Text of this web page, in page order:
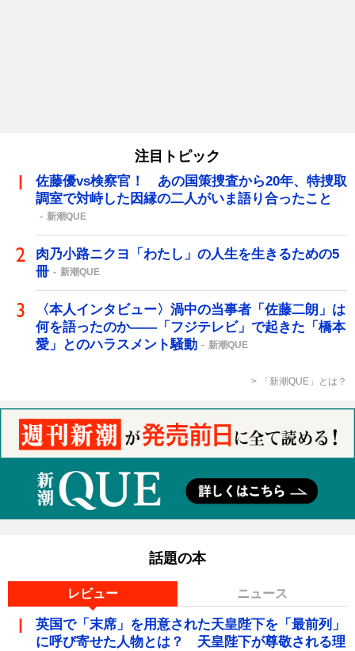
注目トピック
佐藤優vs検察官！ あの国策捜査から20年、特捜取
調室で対峙した因縁の二人がいま語り合ったこと
新潮QUE
肉乃小路ニクヨ「わたし」の人生を生きるための5
冊
新潮QUE
〈本人インタビュー〉渦中の当事者「佐藤二朗」は
何を語ったのか――「フジテレビ」で起きた「橋本
愛」とのハラスメント騒動
新潮QUE
「新潮QUE」とは？
話題の本
レビュー ニュース
英国で「末席」を用意された天皇陛下を「最前列」
に呼び寄せた人物とは？ 天皇陛下が尊敬される理